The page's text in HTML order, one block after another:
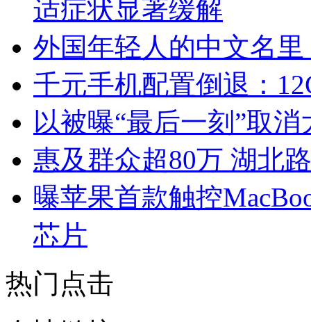
适症状显著缓解
外国年轻人的中文名
千元手机配置倒退：
以被曝“最后一刻”取
惠及群众超80万 湖北
曝苹果首款触控
芯片
热门点击